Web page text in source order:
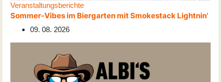
Veranstaltungsberichte
Sommer-Vibes im Biergarten mit Smokestack Lightnin'
09. 08. 2026